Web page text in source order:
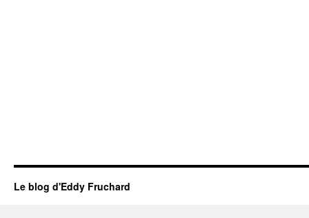
Le blog d'Eddy Fruchard